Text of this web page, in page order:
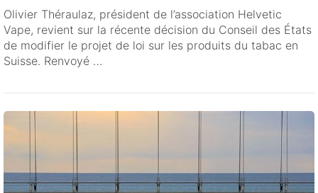
Olivier Théraulaz, président de l’association Helvetic
Vape, revient sur la récente décision du Conseil des États
de modifier le projet de loi sur les produits du tabac en
Suisse. Renvoyé …